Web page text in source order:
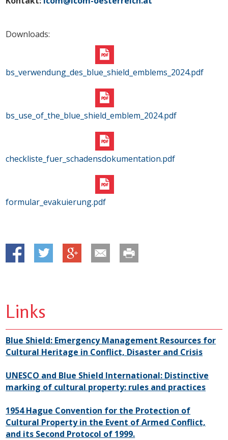
Downloads:
bs_verwendung_des_blue_shield_emblems_2024.pdf
bs_use_of_the_blue_shield_emblem_2024.pdf
checkliste_fuer_schadensdokumentation.pdf
formular_evakuierung.pdf
Links
Blue Shield: Emergency Management Resources for
Cultural Heritage in Conflict, Disaster and Crisis
UNESCO and Blue Shield International: Distinctive
marking of cultural property: rules and practices
1954 Hague Convention for the Protection of
Cultural Property in the Event of Armed Conflict,
and its Second Protocol of 1999.